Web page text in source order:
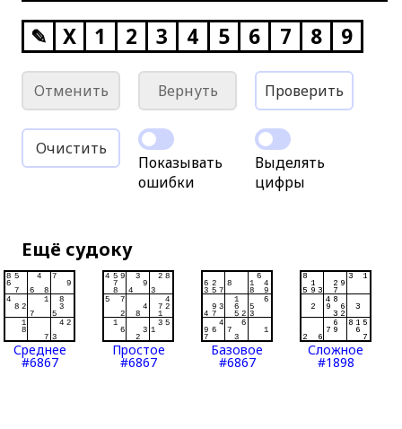
✎ X 1 2 3 4 5 6 7 8 9
Отменить Вернуть Проверить
Очистить
Показывать
ошибки
Выделять
цифры
Ещё судоку
Среднее
#6867
Простое
#6867
Базовое
#6867
Сложное
#1898